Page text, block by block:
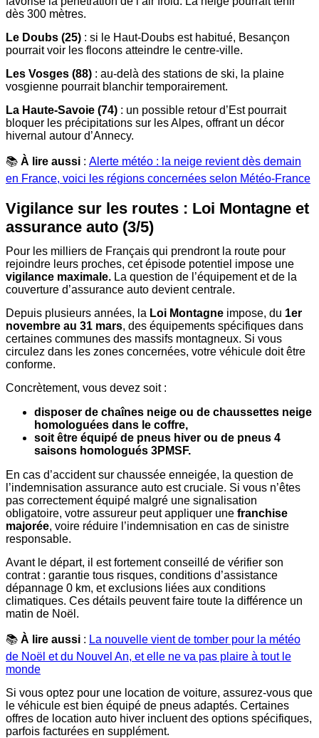
dès 300 mètres.
Le Doubs (25) : si le Haut-Doubs est habitué, Besançon
pourrait voir les flocons atteindre le centre-ville.
Les Vosges (88) : au-delà des stations de ski, la plaine
vosgienne pourrait blanchir temporairement.
La Haute-Savoie (74) : un possible retour d’Est pourrait
bloquer les précipitations sur les Alpes, offrant un décor
hivernal autour d’Annecy.
📚 À lire aussi : Alerte météo : la neige revient dès demain
en France, voici les régions concernées selon Météo-France
Vigilance sur les routes : Loi Montagne et
assurance auto (3/5)
Pour les milliers de Français qui prendront la route pour
rejoindre leurs proches, cet épisode potentiel impose une
vigilance maximale. La question de l’équipement et de la
couverture d’assurance auto devient centrale.
Depuis plusieurs années, la Loi Montagne impose, du 1er
novembre au 31 mars, des équipements spécifiques dans
certaines communes des massifs montagneux. Si vous
circulez dans les zones concernées, votre véhicule doit être
conforme.
Concrètement, vous devez soit :
disposer de chaînes neige ou de chaussettes neige
homologuées dans le coffre,
soit être équipé de pneus hiver ou de pneus 4
saisons homologués 3PMSF.
En cas d’accident sur chaussée enneigée, la question de
l’indemnisation assurance auto est cruciale. Si vous n’êtes
pas correctement équipé malgré une signalisation
obligatoire, votre assureur peut appliquer une franchise
majorée, voire réduire l’indemnisation en cas de sinistre
responsable.
Avant le départ, il est fortement conseillé de vérifier son
contrat : garantie tous risques, conditions d’assistance
dépannage 0 km, et exclusions liées aux conditions
climatiques. Ces détails peuvent faire toute la différence un
matin de Noël.
📚 À lire aussi : La nouvelle vient de tomber pour la météo
de Noël et du Nouvel An, et elle ne va pas plaire à tout le
monde
Si vous optez pour une location de voiture, assurez-vous que
le véhicule est bien équipé de pneus adaptés. Certaines
offres de location auto hiver incluent des options spécifiques,
parfois facturées en supplément.